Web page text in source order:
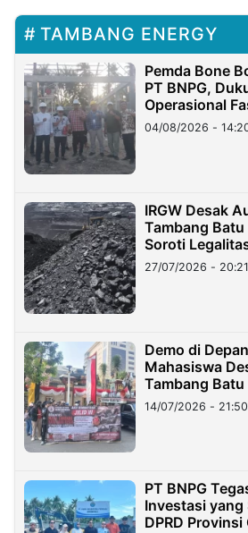
TAMBANG ENERGY
Pemda Bone
PT BNPG,
Operasional
04/08/2026 -
IRGW Desak
Tambang Batu
Soroti
Stockpile
27/07/2026 - 20:21
Demo di
Mahasiswa
Tambang Batu
Lampung
14/07/2026 - 21:50
PT BNPG
Investasi yang
DPRD